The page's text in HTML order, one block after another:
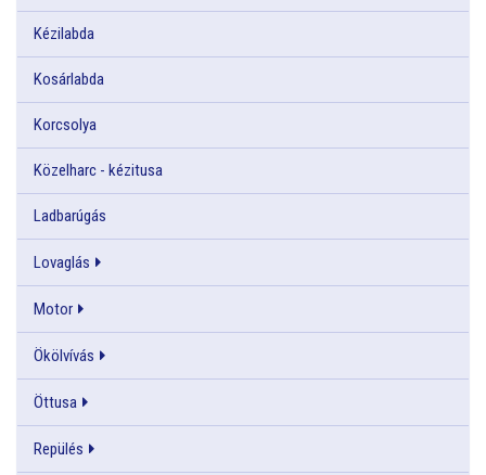
Kézilabda
Kosárlabda
Korcsolya
Közelharc - kézitusa
Ladbarúgás
Lovaglás
Motor
Ökölvívás
Öttusa
Repülés